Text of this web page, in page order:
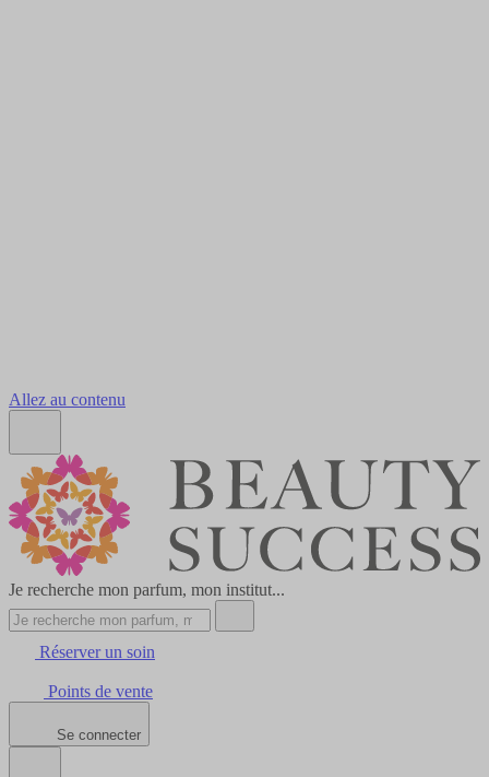
Allez au contenu
Je recherche mon parfum, mon institut...
Réserver un soin
Points de vente
Se connecter